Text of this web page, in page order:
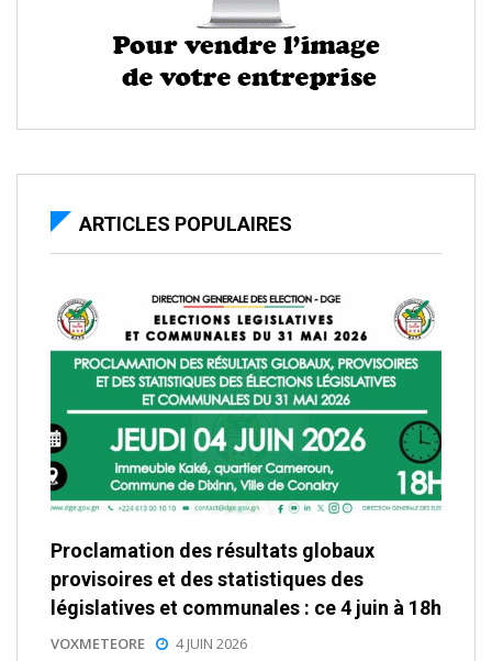
ARTICLES POPULAIRES
Proclamation des résultats globaux
provisoires et des statistiques des
législatives et communales : ce 4 juin à 18h
VOXMETEORE 4 JUIN 2026